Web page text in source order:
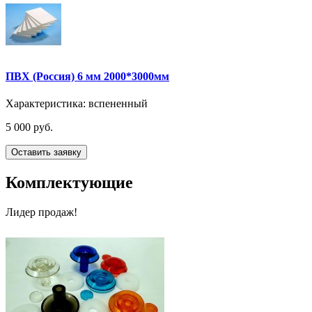
ПВХ (Россия) 6 мм 2000*3000мм
Характеристика: вспененный
5 000 руб.
Оставить заявку
Комплектующие
Лидер продаж!